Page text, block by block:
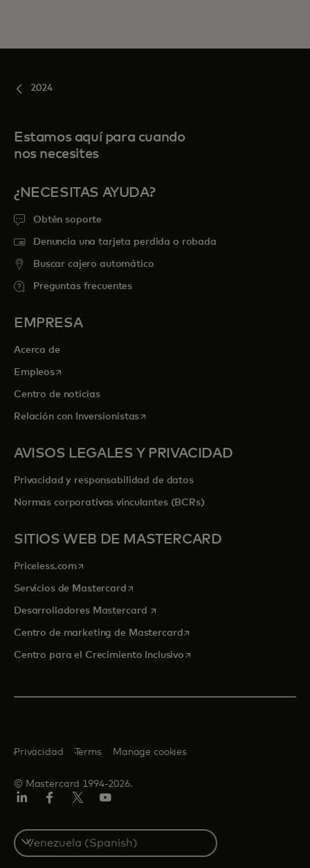
2024
Estamos aquí para cuando
nos necesites
¿NECESITAS AYUDA?
Obtén soporte
Denuncia una tarjeta perdida o robada
Buscar cajero automático
Preguntas frecuentes
EMPRESA
Acerca de
Empleosse abre en una pestaña nueva
Centro de noticias
Relación con Inversionistasse abre en una pestaña nueva
AVISOS LEGALES Y PRIVACIDAD
Privacidad y responsabilidad de datos
Normas corporativas vinculantes (BCRs)
SITIOS WEB DE MASTERCARD
Priceless.com se abre en una pestaña nueva
Servicios de Mastercardse abre en una pestaña nueva
Desarrolladores Mastercard se abre en una pestaña nueva
Centro de marketing de Mastercardse abre en una pestaña
Centro para el Crecimiento Inclusivose abre en una pestaña
© Mastercard 1994-2026.
Privacidad Terms Manage cookies
Select
a
country